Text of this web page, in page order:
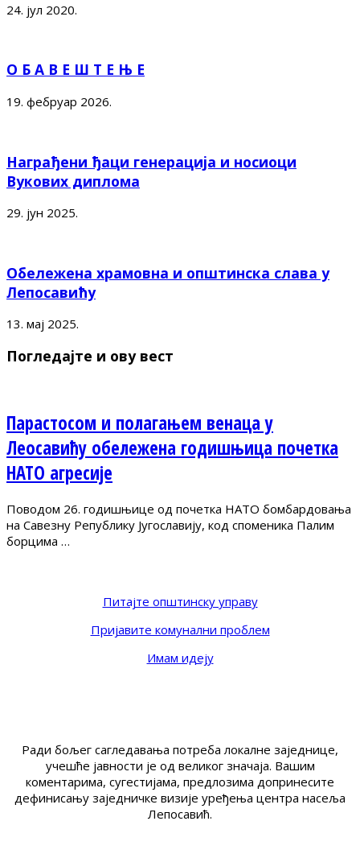
24. јул 2020.
О Б А В Е Ш Т Е Њ Е
19. фебруар 2026.
Награђени ђаци генерација и носиоци
Вукових диплома
29. јун 2025.
Обележена храмовна и општинска слава у
Лепосавићу
13. мај 2025.
Погледајте и ову вест
Парастосом и полагањем венаца у
Леосавићу обележена годишњица почетка
НАТО агресије
Поводом 26. годишњице од почетка НАТО бомбардовања
на Савезну Републику Југославију, код споменика Палим
борцима …
Питајте општинску управу
Пријавите комунални проблем
Имам идеју
Ради бољег сагледавања потреба локалне заједнице,
учешће јавности је од великог значаја. Вашим
коментарима, сугестијама, предлозима допринесите
дефинисању заједничке визије уређења центра насеља
Лепосавић.